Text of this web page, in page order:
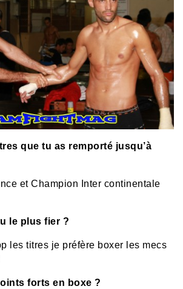
que tu as remporté jusqu’à
et Champion Inter continentale
le plus fier ?
les titres je préfère boxer les mecs
forts en boxe ?